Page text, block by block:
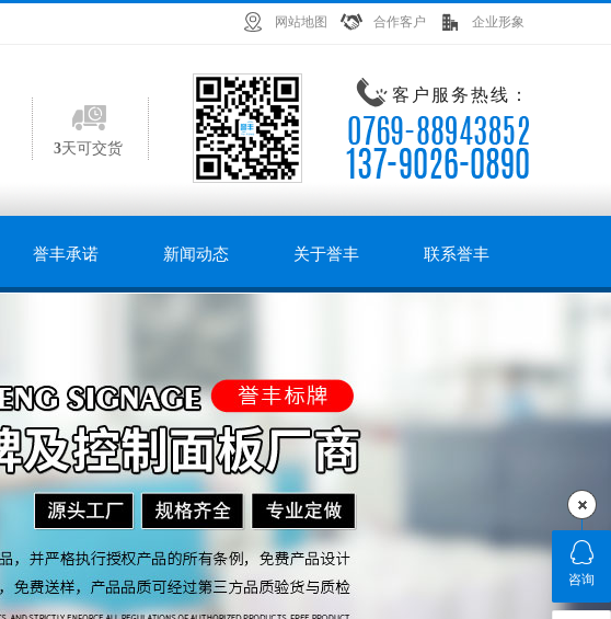
网站地图 合作客户 企业形象
3天可交货
客户服务热线：
誉丰承诺 新闻动态 关于誉丰 联系誉丰
咨询